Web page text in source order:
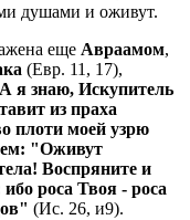
душами и оживут.
еще Авраамом,
(Евр. 11, 17),
я знаю, Искупитель
из праха
плоти моей узрю
"Оживут
Воспряните и
роса Твоя - роса
(Ис. 26, и9).